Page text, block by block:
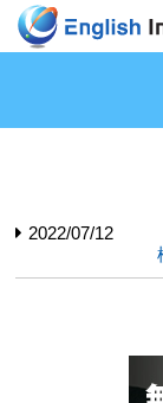
2022/07/12